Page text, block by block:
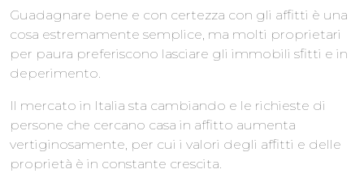
Guadagnare bene e con certezza con gli affitti è una
cosa estremamente semplice, ma molti proprietari
per paura preferiscono lasciare gli immobili sfitti e in
deperimento.
Il mercato in Italia sta cambiando e le richieste di
persone che cercano casa in affitto aumenta
vertiginosamente, per cui i valori degli affitti e delle
proprietà è in constante crescita.